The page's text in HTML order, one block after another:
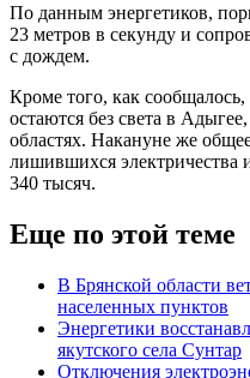
По данным энергетиков,
23 метров в секунду и
с дождем.
Кроме того, как
остаются без света в
областях. Накануне же
лишившихся электричества
340 тысяч.
Еще по этой теме
В Брянской области
населенных пунктов
Энергетики
якутского села Сунтар
Отключения